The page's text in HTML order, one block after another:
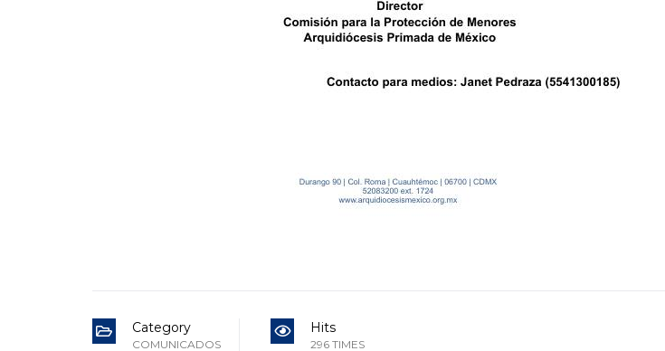
Category
COMUNICADOS
Hits
296 TIMES